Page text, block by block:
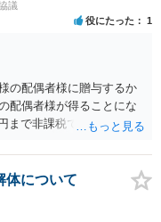
議
役にたった 1
の配偶者様に贈与するか
配偶者様が得ることにな
まで非課税であり、トイ
体について